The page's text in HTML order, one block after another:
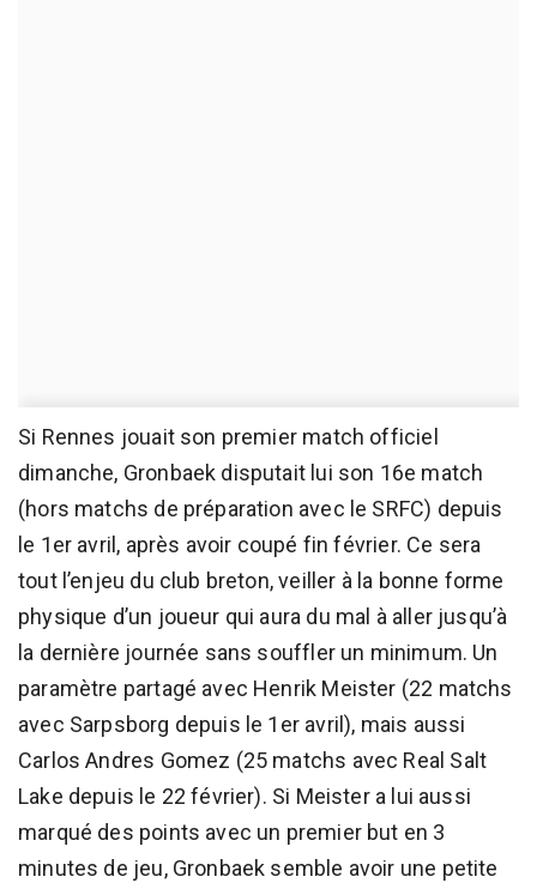
Si Rennes jouait son premier match officiel
dimanche, Gronbaek disputait lui son 16e match
(hors matchs de préparation avec le SRFC) depuis
le 1er avril, après avoir coupé fin février. Ce sera
tout l’enjeu du club breton, veiller à la bonne forme
physique d’un joueur qui aura du mal à aller jusqu’à
la dernière journée sans souffler un minimum. Un
paramètre partagé avec Henrik Meister (22 matchs
avec Sarpsborg depuis le 1er avril), mais aussi
Carlos Andres Gomez (25 matchs avec Real Salt
Lake depuis le 22 février). Si Meister a lui aussi
marqué des points avec un premier but en 3
minutes de jeu, Gronbaek semble avoir une petite